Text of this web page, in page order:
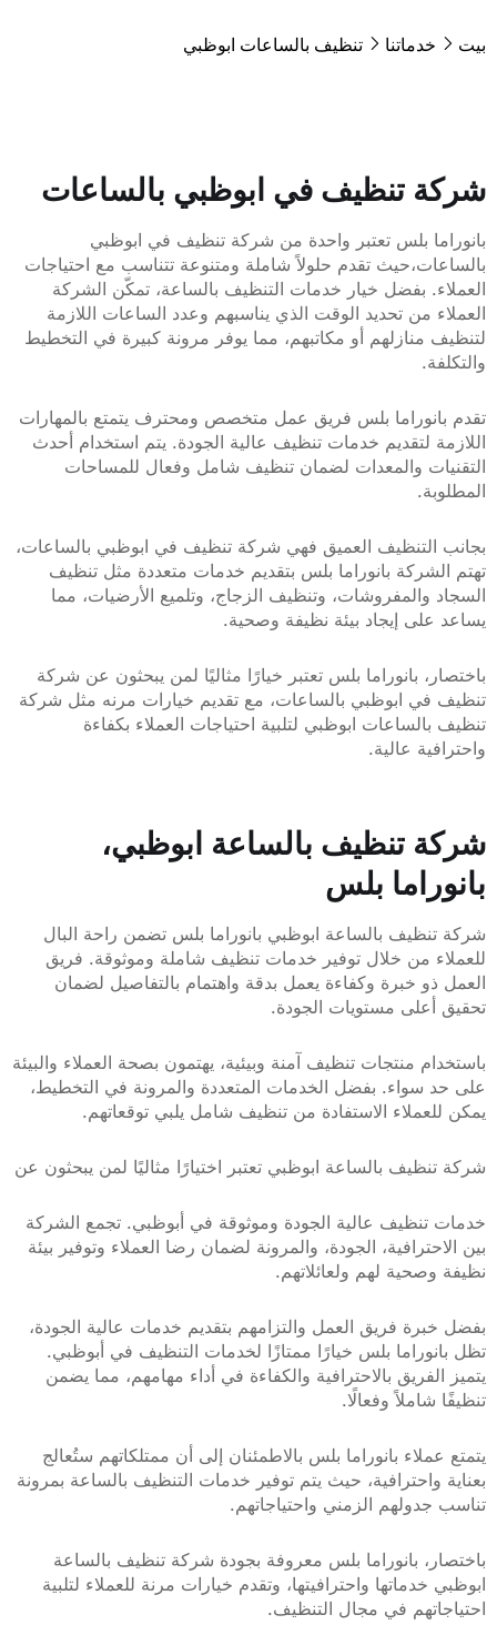
خدماتنا تنظيف بالساعات ابوظبي
تنظيف في ابوظبي بالساعات
بلس تعتبر واحدة من شركة تنظيف في ابوظبي
تقدم حلولاً شاملة ومتنوعة تتناسب مع احتياجات
بفضل خيار خدمات التنظيف بالساعة، تمكّن الشركة
من تحديد الوقت الذي يناسبهم وعدد الساعات اللازمة
منازلهم أو مكاتبهم، مما يوفر مرونة كبيرة في التخطيط
بلس فريق عمل متخصص ومحترف يتمتع بالمهارات
لتقديم خدمات تنظيف عالية الجودة. يتم استخدام أحدث
والمعدات لضمان تنظيف شامل وفعال للمساحات
العميق فهي شركة تنظيف في ابوظبي بالساعات،
بانوراما بلس بتقديم خدمات متعددة مثل تنظيف
والمفروشات، وتنظيف الزجاج، وتلميع الأرضيات، مما
إيجاد بيئة نظيفة وصحية.
بانوراما بلس تعتبر خيارًا مثاليًا لمن يبحثون عن شركة
ابوظبي بالساعات، مع تقديم خيارات مرنه مثل شركة
ابوظبي لتلبية احتياجات العملاء بكفاءة
عالية.
تنظيف بالساعة ابوظبي،
بلس
بالساعة ابوظبي بانوراما بلس تضمن راحة البال
من خلال توفير خدمات تنظيف شاملة وموثوقة. فريق
خبرة وكفاءة يعمل بدقة واهتمام بالتفاصيل لضمان
مستويات الجودة.
منتجات تنظيف آمنة وبيئية، يهتمون بصحة العملاء والبيئة
بفضل الخدمات المتعددة والمرونة في التخطيط،
الاستفادة من تنظيف شامل يلبي توقعاتهم.
بالساعة ابوظبي تعتبر اختيارًا مثاليًا لمن يبحثون عن
عالية الجودة وموثوقة في أبوظبي. تجمع الشركة
الجودة، والمرونة لضمان رضا العملاء وتوفير بيئة
لهم ولعائلاتهم.
فريق العمل والتزامهم بتقديم خدمات عالية الجودة،
بلس خيارًا ممتازًا لخدمات التنظيف في أبوظبي.
بالاحترافية والكفاءة في أداء مهامهم، مما يضمن
وفعالًا.
بانوراما بلس بالاطمئنان إلى أن ممتلكاتهم ستُعالج
حيث يتم توفير خدمات التنظيف بالساعة بمرونة
الزمني واحتياجاتهم.
بانوراما بلس معروفة بجودة شركة تنظيف بالساعة
واحترافيتها، وتقدم خيارات مرنة للعملاء لتلبية
في مجال التنظيف.